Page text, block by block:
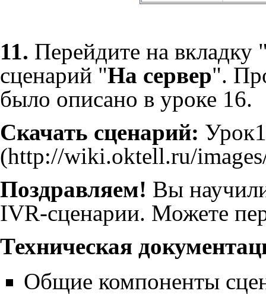
11. Перейдите на вкладку
сценарий "На сервер".
было описано в уроке 16.
Скачать сценарий:
Поздравляем! Вы
IVR-сценарии. Можете
Техническая
Общие компоненты